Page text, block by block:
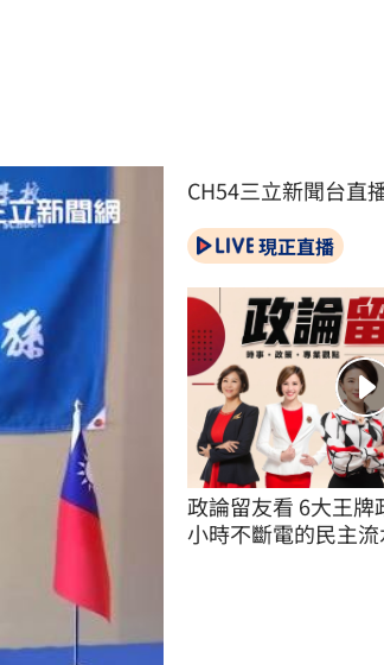
CH54三立新聞台直
現正直播
政論留友看 6大王牌
小時不斷電的民主